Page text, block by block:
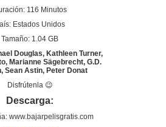
116 Minutos
Estados Unidos
Tamaño: 1.04 GB
Douglas, Kathleen Turner,
Marianne Sägebrecht, G.D.
Sean Astin, Peter Donat
Disfrútenla 😉
Descarga:
www.bajarpelisgratis.com